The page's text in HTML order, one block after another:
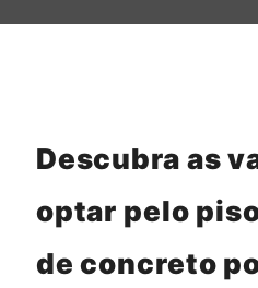
Descubra as
optar pelo
de concreto